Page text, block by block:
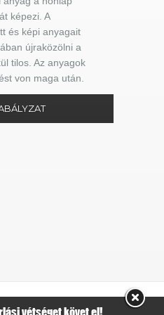
képezi. A
és képi anyagait
újraközölni a
tilos. Az anyagok
von maga után.
vétséget követ el!